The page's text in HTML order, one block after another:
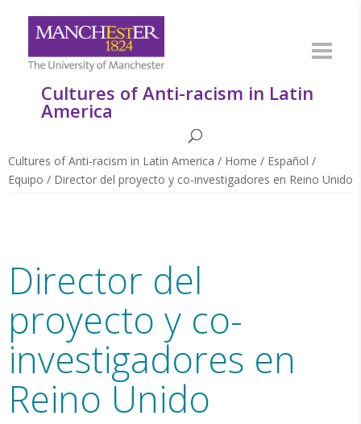
Cultures of Anti-racism in Latin
America
Cultures of Anti-racism in Latin America / Home / Español /
Equipo / Director del proyecto y co-investigadores en Reino Unido
Director del
proyecto y co-
investigadores en
Reino Unido